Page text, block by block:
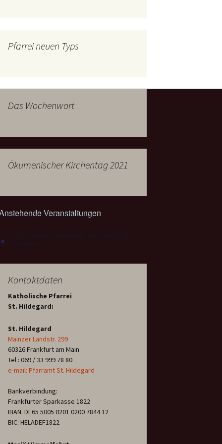
Wochenwort
Pfarrei neuen Typs
Das Wochenwort
Ökumenischer Kirchentag 2021
Veranstaltungen
Hinweis
Kontaktdaten
Katholische Pfarrei
St. Hildegard:
St. Hildegard
Mainzer Landstr. 299
60326 Frankfurt am Main
Tel.: 069 / 33 999 78 80
e-mail: Pfarramt St. Hildegard
Bankverbindung:
Frankfurter Sparkasse 1822
IBAN: DE65 5005 0201 0200 7844 12
BIC: HELADEF1822